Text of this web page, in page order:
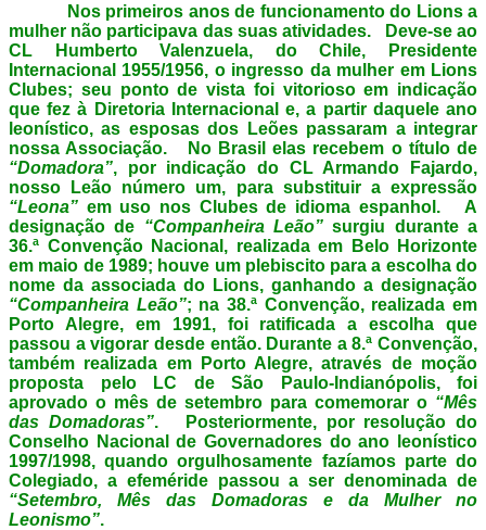
Nos primeiros anos de funcionamento do Lions a
mulher não participava das suas atividades. Deve-se ao
CL Humberto Valenzuela, do Chile, Presidente
Internacional 1955/1956, o ingresso da mulher em Lions
Clubes; seu ponto de vista foi vitorioso em indicação
que fez à Diretoria Internacional e, a partir daquele ano
leonístico, as esposas dos Leões passaram a integrar
nossa Associação. No Brasil elas recebem o título de
“Domadora”, por indicação do CL Armando Fajardo,
nosso Leão número um, para substituir a expressão
“Leona” em uso nos Clubes de idioma espanhol. A
designação de “Companheira Leão” surgiu durante a
36.ª Convenção Nacional, realizada em Belo Horizonte
em maio de 1989; houve um plebiscito para a escolha do
nome da associada do Lions, ganhando a designação
“Companheira Leão”; na 38.ª Convenção, realizada em
Porto Alegre, em 1991, foi ratificada a escolha que
passou a vigorar desde então. Durante a 8.ª Convenção,
também realizada em Porto Alegre, através de moção
proposta pelo LC de São Paulo-Indianópolis, foi
aprovado o mês de setembro para comemorar o “Mês
das Domadoras”. Posteriormente, por resolução do
Conselho Nacional de Governadores do ano leonístico
1997/1998, quando orgulhosamente fazíamos parte do
Colegiado, a efeméride passou a ser denominada de
“Setembro, Mês das Domadoras e da Mulher no
Leonismo”.